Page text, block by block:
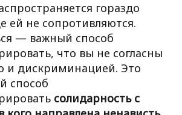
гораздо
ей не сопротивляются.
— важный способ
что вы не согласны
и дискриминацией. Это
способ
солидарность с